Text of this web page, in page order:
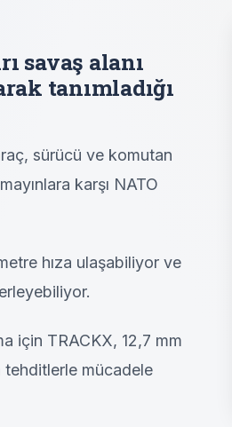
savaş alanı
tanımladığı
sürücü ve komutan
karşı NATO
hıza ulaşabiliyor ve
için TRACKX, 12,7 mm
tehditlerle mücadele